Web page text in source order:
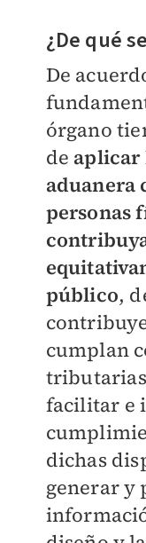
¿De qué
De
órgano
de aplicar
aduanera
personas
público,
cumplan
facilitar e
dichas
generar y